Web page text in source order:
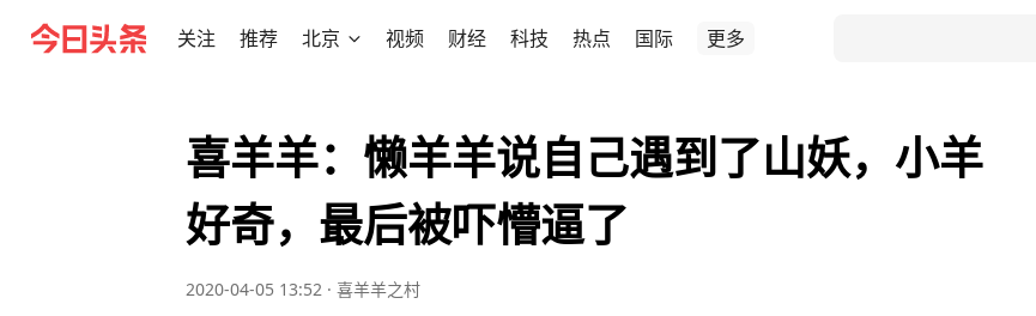
关注 推荐 北京 视频 财经 科技 热点 国际 更多
喜羊羊：懒羊羊说自己遇到了山妖，小羊
好奇，最后被吓懵逼了
2020-04-05 13:52 · 喜羊羊之村